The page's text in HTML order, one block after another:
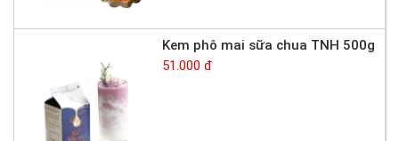
Kem phô mai sữa chua TNH 500g
51.000 đ